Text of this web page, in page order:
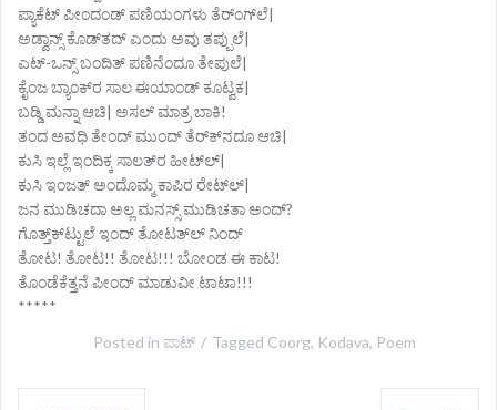
ಪ್ಯಾಕೆಟ್ ಪೀಂದಂಡ್ ಪಣಿಯಂಗಳು ತೆರ್‌ಂಗ್‌ಲೆ|
ಅಡ್ವಾನ್ಸ್ ಕೊಡ್‌ತದ್ ಎಂದು ಅವು ತಪ್ಪುಲೆ|
ಎಟ್-ಒನ್ಸ್ ಬಂದಿತ್ ಪಣಿನೆಂದೂ ತೇಪುಲೆ|
ಕೈಂಜ ಬ್ಯಾಂಕ್‌ರ ಸಾಲ ಈಯಾಂಡ್ ಕೂಟ್ವಕ|
ಬಡ್ಡಿ ಮನ್ನಾ ಆಚಿ| ಅಸಲ್ ಮಾತ್ರ ಬಾಕಿ!
ತಂದ ಅವಧಿ ತೇಂದ್ ಮುಂದ್ ತೆರ್‌ಕ್‌ನದೂ ಆಚಿ|
ಕುಸಿ ಇಲ್ಲೆ ಇಂದಿಕ್ಕ ಸಾಲತ್‌ರ ಹೀಟ್‌ಲ್|
ಕುಸಿ ಇಂಜತ್ ಅಂದೊಮ್ಮ ಕಾಪಿರ ರೇಟ್‌ಲ್|
ಜನ ಮುಡಿಚದಾ ಅಲ್ಲ ಮನಸ್ಸ್ ಮುಡಿಚತಾ ಅಂದ್?
ಗೊತ್ತ್‌ಕ್‌ಟ್ಟುಲೆ ಇಂದ್ ತೋಟತ್‌ಲ್ ನಿಂದ್
ತೋಟ! ತೋಟ!! ತೋಟ!!! ಬೋಂಡ ಈ ಕಾಟ!
ತೊಂಡೆಕೆತ್ತನೆ ಪೀಂದ್ ಮಾಡುವೀ ಟಾಟಾ!!!
*****
Posted in ಪಾಟ್ Tagged Coorg, Kodava, Poem